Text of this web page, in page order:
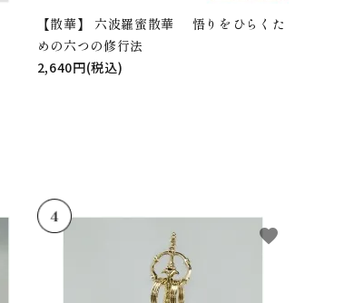
【散華】 六波羅蜜散華 悟りをひらくた
めの六つの修行法
2,640円(税込)
favorite